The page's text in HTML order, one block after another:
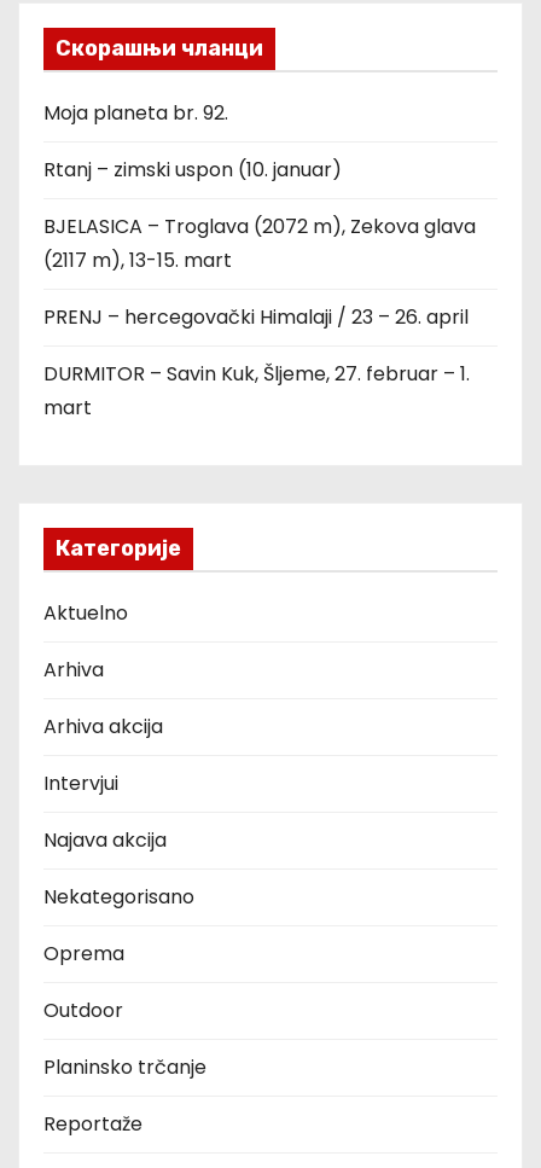
Скорашњи чланци
Moja planeta br. 92.
Rtanj – zimski uspon (10. januar)
BJELASICA – Troglava (2072 m), Zekova glava
(2117 m), 13-15. mart
PRENJ – hercegovački Himalaji / 23 – 26. april
DURMITOR – Savin Kuk, Šljeme, 27. februar – 1.
mart
Категорије
Aktuelno
Arhiva
Arhiva akcija
Intervjui
Najava akcija
Nekategorisano
Oprema
Outdoor
Planinsko trčanje
Reportaže